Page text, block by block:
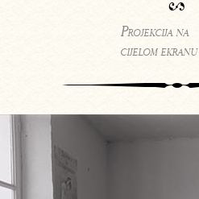
❧
Projekcija na
cijelom ekranu